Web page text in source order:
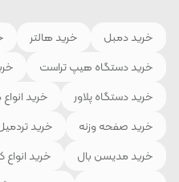
خرید دمبل خرید هالتر
خرید دستگاه هیپ تراست
خرید دستگاه پلاور
خرید
خرید صفحه وزنه
خرید
خرید مدیسن بال
خرید